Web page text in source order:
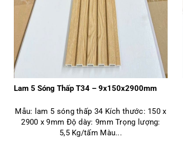
Lam 5 Sóng Thấp T34 – 9x150x2900mm
Mẫu: lam 5 sóng thấp 34 Kích thước: 150 x
2900 x 9mm Độ dày: 9mm Trọng lượng:
5,5 Kg/tấm Màu...